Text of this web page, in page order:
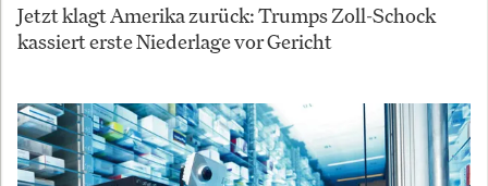
Jetzt klagt Amerika zurück: Trumps Zoll-Schock
kassiert erste Niederlage vor Gericht